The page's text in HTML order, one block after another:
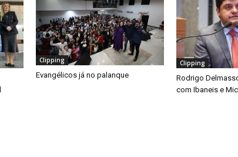
Clipping
Evangélicos já no palanque
Clipping
Rodrigo
com Ibaneis e